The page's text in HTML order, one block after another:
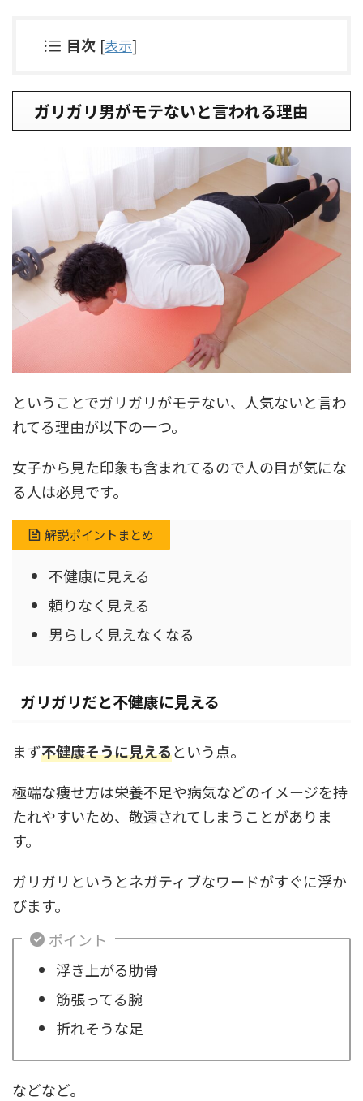
目次 [表示]
ガリガリ男がモテないと言われる理由
ということでガリガリがモテない、人気ないと言わ
れてる理由が以下の一つ。
女子から見た印象も含まれてるので人の目が気にな
る人は必見です。
解説ポイントまとめ
不健康に見える
頼りなく見える
男らしく見えなくなる
ガリガリだと不健康に見える
まず不健康そうに見えるという点。
極端な痩せ方は栄養不足や病気などのイメージを持
たれやすいため、敬遠されてしまうことがありま
す。
ガリガリというとネガティブなワードがすぐに浮か
びます。
ポイント
浮き上がる肋骨
筋張ってる腕
折れそうな足
などなど。